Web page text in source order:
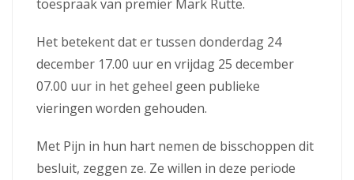
toespraak van premier Mark Rutte.
Het betekent dat er tussen donderdag 24
december 17.00 uur en vrijdag 25 december
07.00 uur in het geheel geen publieke
vieringen worden gehouden.
Met Pijn in hun hart nemen de bisschoppen dit
besluit, zeggen ze. Ze willen in deze periode